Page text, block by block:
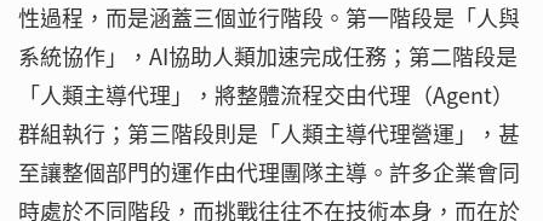
性過程，而是涵蓋三個並行階段。第一階段是「人與
系統協作」，AI協助人類加速完成任務；第二階段是
「人類主導代理」，將整體流程交由代理（Agent）
群組執行；第三階段則是「人類主導代理營運」，甚
至讓整個部門的運作由代理團隊主導。許多企業會同
時處於不同階段，而挑戰往往不在技術本身，而在於